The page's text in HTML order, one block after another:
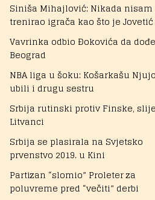
Siniša Mihajlović: Nikada nisam
trenirao igrača kao što je Jovetić
Vavrinka odbio Đokovića da
Beograd
NBA liga u šoku: Košarkašu
ubili i drugu sestru
Srbija rutinski protiv Finske,
Litvanci
Srbija se plasirala na Svjetsko
prvenstvo 2019. u Kini
Partizan “slomio” Proleter za
poluvreme pred “večiti” derbi